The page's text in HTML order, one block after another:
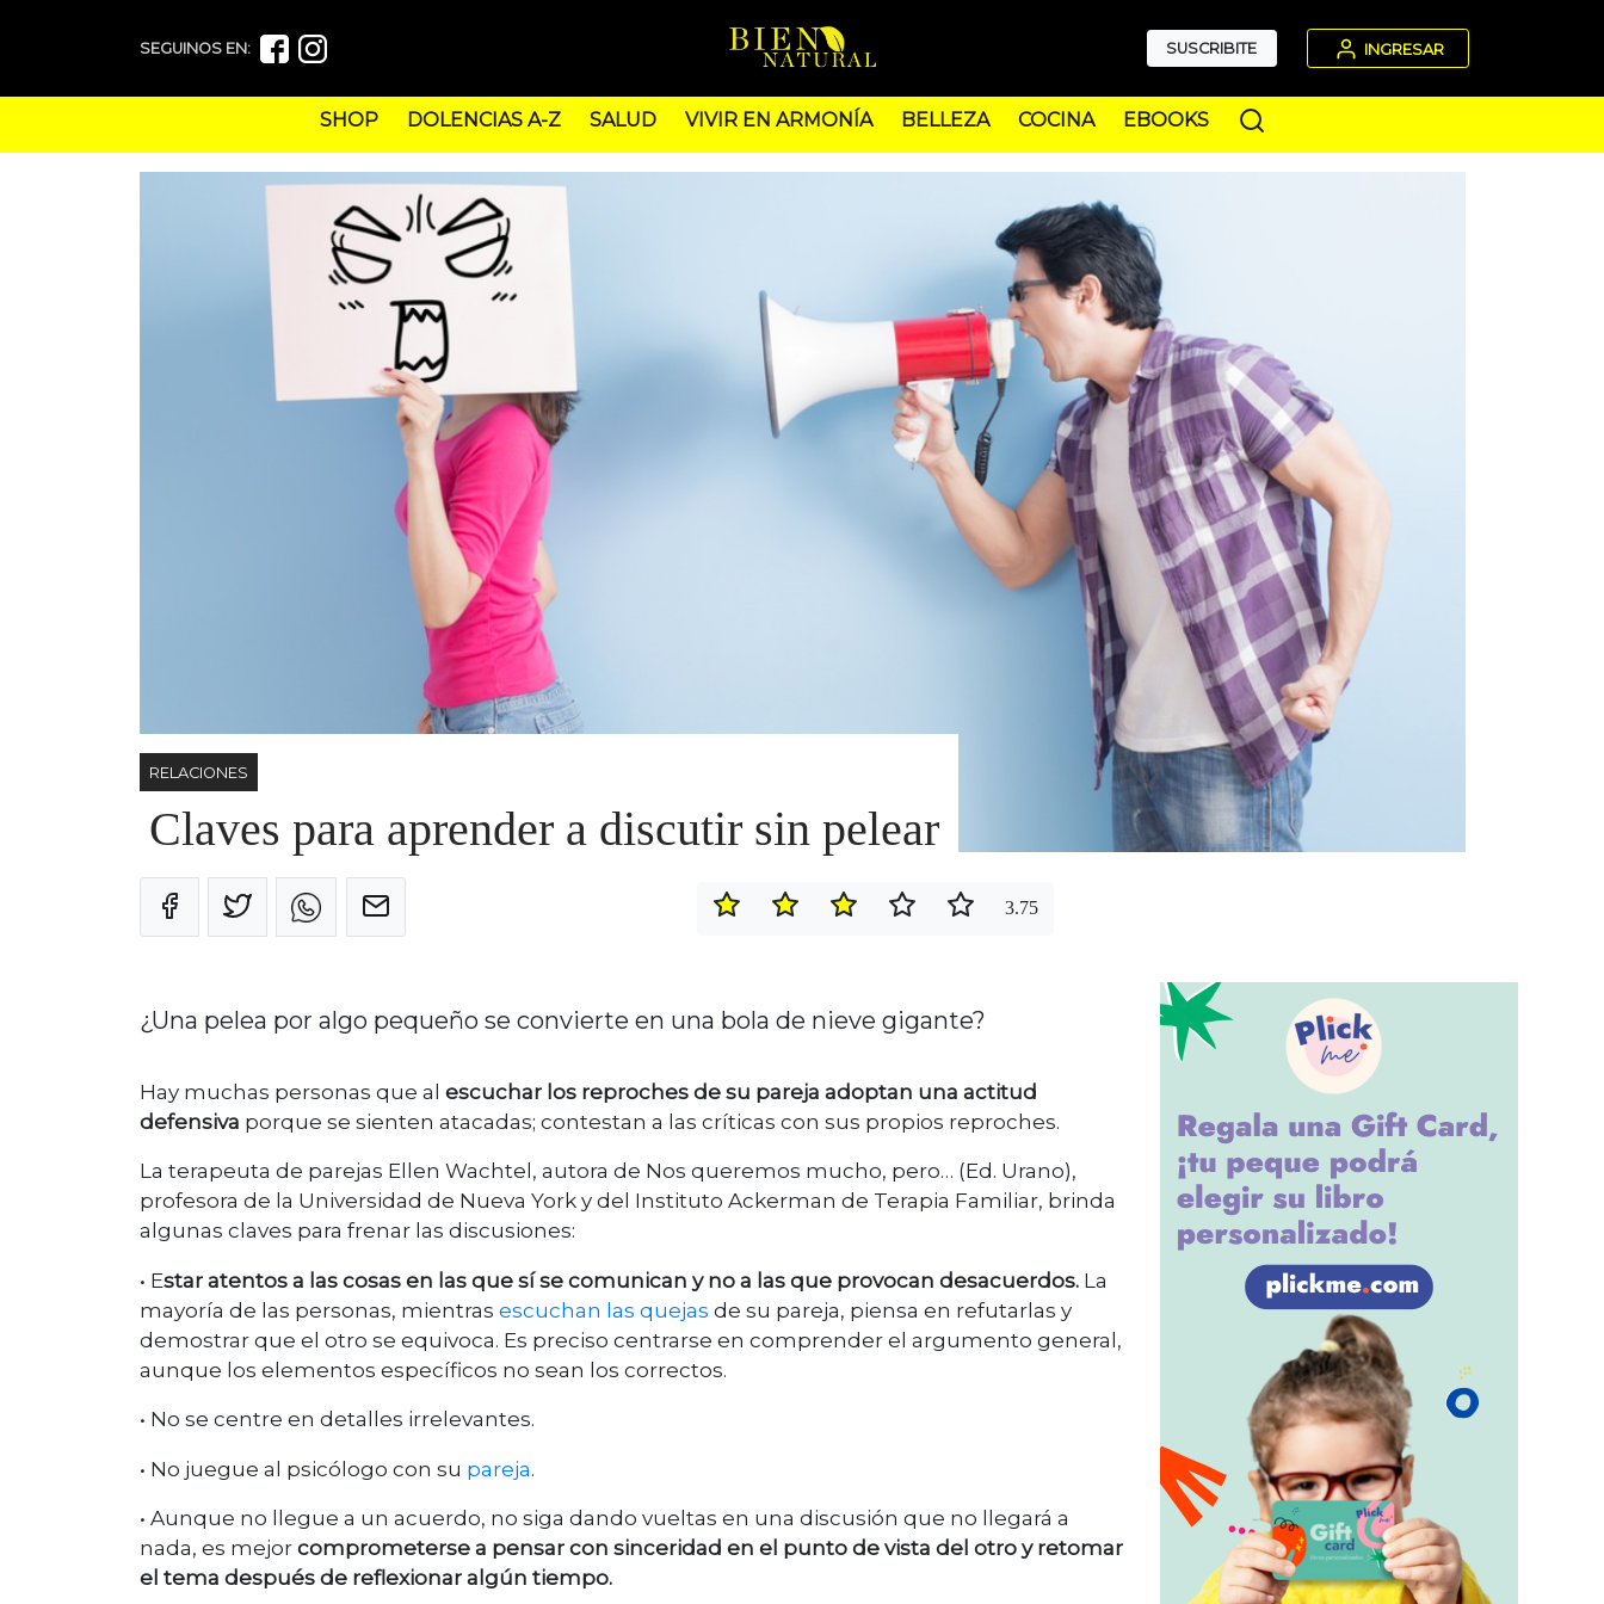
SEGUINOS EN: SUSCRIBITE INGRESAR
SHOP DOLENCIAS A-Z SALUD VIVIR EN ARMONÍA BELLEZA COCINA EBOOKS
RELACIONES
Claves para aprender a discutir sin pelear
3.75
¿Una pelea por algo pequeño se convierte en una bola de nieve gigante?
Hay muchas personas que al escuchar los reproches de su pareja adoptan una actitud
defensiva porque se sienten atacadas; contestan a las críticas con sus propios reproches.
La terapeuta de parejas Ellen Wachtel, autora de Nos queremos mucho, pero… (Ed. Urano),
profesora de la Universidad de Nueva York y del Instituto Ackerman de Terapia Familiar, brinda
algunas claves para frenar las discusiones:
• Estar atentos a las cosas en las que sí se comunican y no a las que provocan desacuerdos. La
mayoría de las personas, mientras escuchan las quejas de su pareja, piensa en refutarlas y
demostrar que el otro se equivoca. Es preciso centrarse en comprender el argumento general,
aunque los elementos específicos no sean los correctos.
• No se centre en detalles irrelevantes.
• No juegue al psicólogo con su pareja.
• Aunque no llegue a un acuerdo, no siga dando vueltas en una discusión que no llegará a
nada, es mejor comprometerse a pensar con sinceridad en el punto de vista del otro y retomar
el tema después de reflexionar algún tiempo.